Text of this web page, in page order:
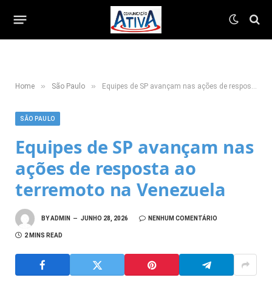
Home » São Paulo » Equipes de SP avançam nas ações de resposta ao terremoto na Venezuela
SÃO PAULO
Equipes de SP avançam nas
ações de resposta ao
terremoto na Venezuela
BYADMIN JUNHO 28, 2026 NENHUM COMENTÁRIO
2 MINS READ